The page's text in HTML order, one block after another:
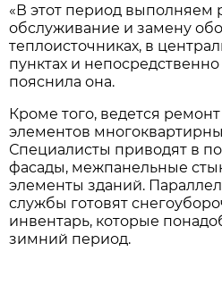
«В этот период выполняем
обслуживание и замену
теплоисточниках, в
пунктах и
пояснила она.
Кроме того, ведется
элементов
Специалисты приводят в
фасады, межпанельные
элементы зданий.
службы готовят
инвентарь, которые
зимний период.